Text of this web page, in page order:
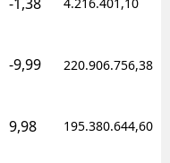
-9,99 220.906.756,38
9,98 195.380.644,60